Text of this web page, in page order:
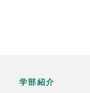
学部紹介